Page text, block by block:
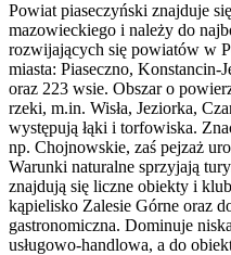
Powiat piaseczyński znajduje
mazowieckiego i należy do
rozwijających się powiatów w
miasta: Piaseczno,
oraz 223 wsie. Obszar o
rzeki, m.in. Wisła, Jeziorka,
występują łąki i torfowiska.
np. Chojnowskie, zaś pejzaż
Warunki naturalne sprzyjają
znajdują się liczne obiekty i
kąpielisko Zalesie Górne oraz
gastronomiczna. Dominuje
usługowo-handlowa, a do